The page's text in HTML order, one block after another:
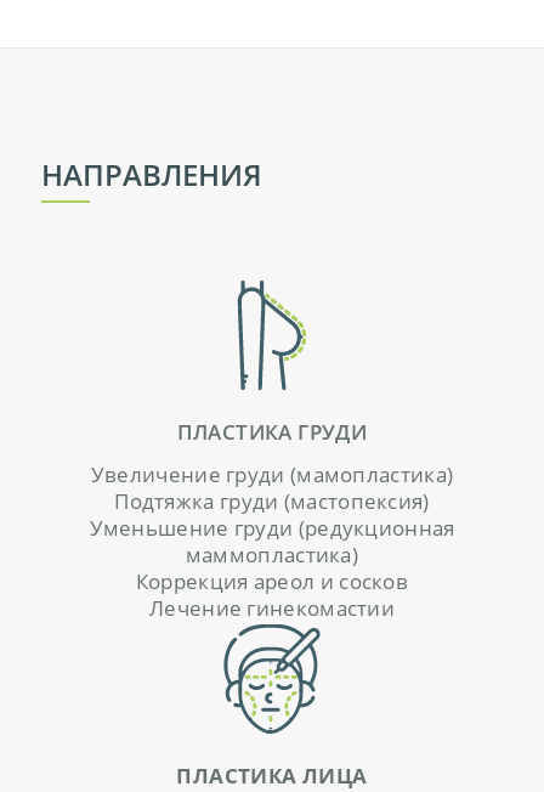
НАПРАВЛЕНИЯ
ПЛАСТИКА ГРУДИ
Увеличение груди (мамопластика)
Подтяжка груди (мастопексия)
Уменьшение груди (редукционная
маммопластика)
Коррекция ареол и сосков
Лечение гинекомастии
ПЛАСТИКА ЛИЦА